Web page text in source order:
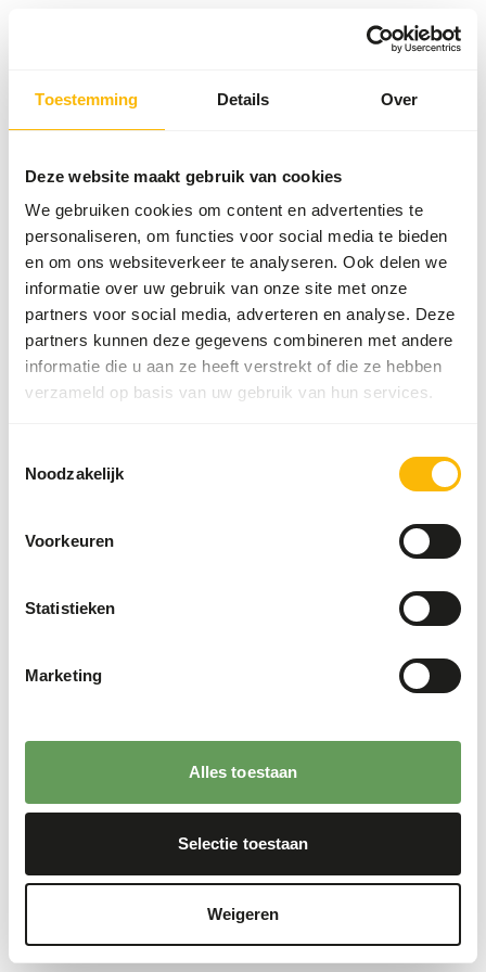
Toestemming Details Over
Deze website maakt gebruik van cookies
We gebruiken cookies om content en advertenties te
personaliseren, om functies voor social media te bieden
en om ons websiteverkeer te analyseren. Ook delen we
informatie over uw gebruik van onze site met onze
partners voor social media, adverteren en analyse. Deze
partners kunnen deze gegevens combineren met andere
informatie die u aan ze heeft verstrekt of die ze hebben
verzameld op basis van uw gebruik van hun services.
Noodzakelijk
Voorkeuren
Statistieken
Marketing
Alles toestaan
Selectie toestaan
Weigeren
Something went wrong!